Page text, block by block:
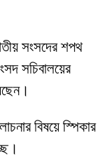
সংসদের শপথ
সচিবালয়ের
বিষয়ে স্পিকার